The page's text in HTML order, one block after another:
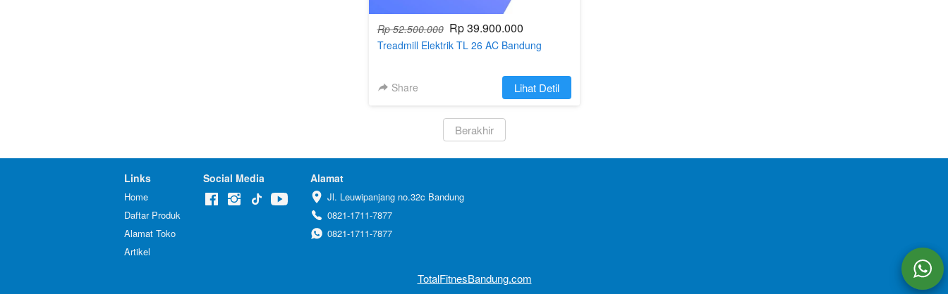
Rp 52.500.000 Rp 39.900.000
Treadmill Elektrik TL 26 AC Bandung
Share `Lihat Detil
`Berakhir
Links
Home
Daftar Produk
Alamat Toko
Artikel
Social Media Alamat
Jl. Leuwipanjang no.32c Bandung
0821-1711-7877
0821-1711-7877
TotalFitnesBandung.com